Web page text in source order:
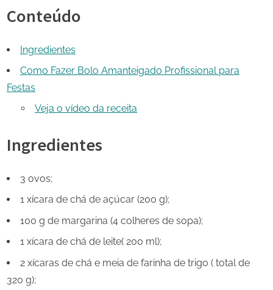
Conteúdo
Ingredientes
Como Fazer Bolo Amanteigado Profissional para
Festas
Veja o vídeo da receita
Ingredientes
3 ovos;
1 xícara de chá de açúcar (200 g);
100 g de margarina (4 colheres de sopa);
1 xícara de chá de leite( 200 ml);
2 xícaras de chá e meia de farinha de trigo ( total de
320 g);